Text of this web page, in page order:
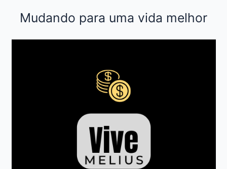
Mudando para uma vida melhor